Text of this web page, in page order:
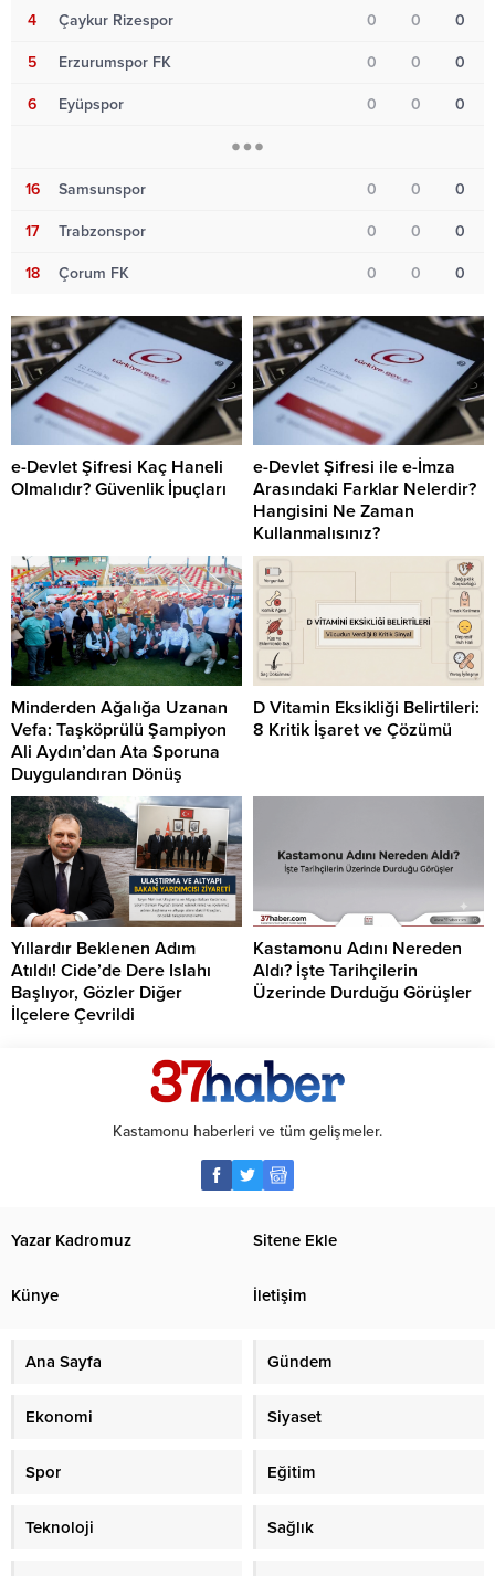
4 Çaykur Rizespor 0 0 0
5 Erzurumspor FK 0 0 0
6 Eyüpspor 0 0 0
16 Samsunspor 0 0 0
17 Trabzonspor 0 0 0
18 Çorum FK 0 0 0
e-Devlet Şifresi Kaç Haneli
Olmalıdır? Güvenlik İpuçları
e-Devlet Şifresi ile e-İmza
Arasındaki Farklar Nelerdir?
Hangisini Ne Zaman
Kullanmalısınız?
Minderden Ağalığa Uzanan
Vefa: Taşköprülü Şampiyon
Ali Aydın’dan Ata Sporuna
Duygulandıran Dönüş
D Vitamin Eksikliği Belirtileri:
8 Kritik İşaret ve Çözümü
Yıllardır Beklenen Adım
Atıldı! Cide’de Dere Islahı
Başlıyor, Gözler Diğer
İlçelere Çevrildi
Kastamonu Adını Nereden
Aldı? İşte Tarihçilerin
Üzerinde Durduğu Görüşler
Kastamonu haberleri ve tüm gelişmeler.
Yazar Kadromuz Sitene Ekle
Künye İletişim
Ana Sayfa Gündem
Ekonomi Siyaset
Spor Eğitim
Teknoloji Sağlık